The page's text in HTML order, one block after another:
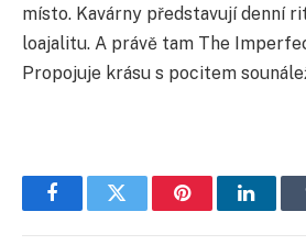
místo. Kavárny představují denní
loajalitu. A právě tam The
Propojuje krásu s pocitem
FacebookTwitter Pinterest